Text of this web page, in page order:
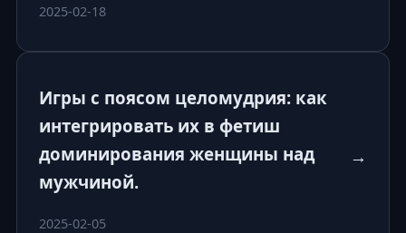
2025-02-18
Игры с поясом целомудрия: как
интегрировать их в фетиш
доминирования женщины над
мужчиной.
2025-02-05
→